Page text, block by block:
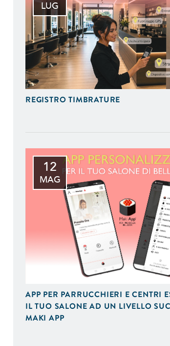
LUG
REGISTRO TIMBRATURE
12
MAG
APP PER PARRUCCHIERI E CENTRI
IL TUO SALONE AD UN LIVELLO
MAKI APP
per iOS e Android Uniche del
per la Vendita On-Line,
Qualità Ottimizzati per Smartphone